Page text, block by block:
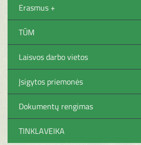
Erasmus +
TŪM
Laisvos darbo vietos
Įsigytos priemonės
Dokumentų rengimas
TINKLAVEIKA